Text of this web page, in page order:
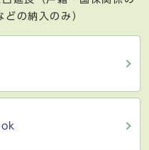
の納入のみ）